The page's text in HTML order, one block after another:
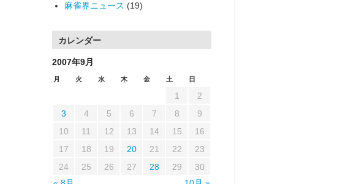
麻雀界ニュース (19)
カレンダー
2007年9月
月 火 水 木 金 土 日
1
2
3
4 5 6 7 8
9
10
11 12 13 14 15
16
17
18 19 20 21 22
23
24
25 26 27 28 29 30